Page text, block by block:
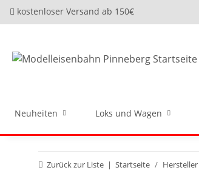
kostenloser Versand ab 150€
Neuheiten Loks und Wagen
Zurück zur Liste Startseite Hersteller